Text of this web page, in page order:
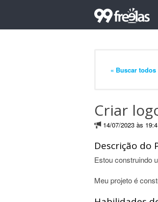
« Buscar
Criar
14/07/2023 às
Descrição do
Estou construindo
Meu projeto é